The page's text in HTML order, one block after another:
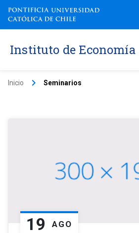
Instituto de Economía
Inicio keyboard_arrow_right Seminarios
19 AGO